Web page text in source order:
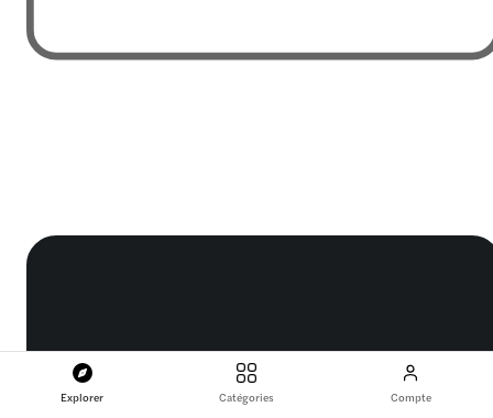
Explorer Catégories Compte